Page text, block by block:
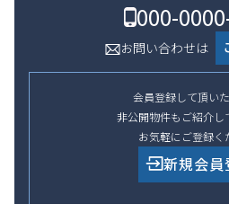
000-
お問い合わせは
会員登録して頂い
非公開物件もご紹介し
お気軽にご登録く
新規会員